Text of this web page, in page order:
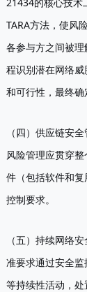
TARA方法，使风
各参与方之间被
程识别潜在网络
和可行性，最终确
（四）供应链安全
风险管理应贯穿
件（包括软件和
控制要求。
（五）持续网络安
准要求通过安全
等持续性活动，